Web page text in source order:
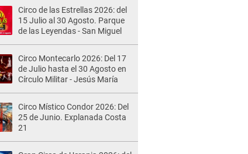
Circo de las Estrellas 2026: del
15 Julio al 30 Agosto. Parque
de las Leyendas - San Miguel
Circo Montecarlo 2026: Del 17
de Julio hasta el 30 Agosto en
Círculo Militar - Jesús María
Circo Místico Condor 2026: Del
25 de Junio. Explanada Costa
21